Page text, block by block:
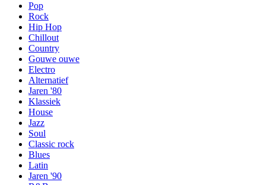
Pop
Rock
Hip Hop
Chillout
Country
Gouwe ouwe
Electro
Alternatief
Jaren '80
Klassiek
House
Jazz
Soul
Classic rock
Blues
Latin
Jaren '90